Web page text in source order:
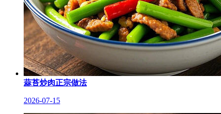
蒜苔炒肉正宗做法
2026-07-15